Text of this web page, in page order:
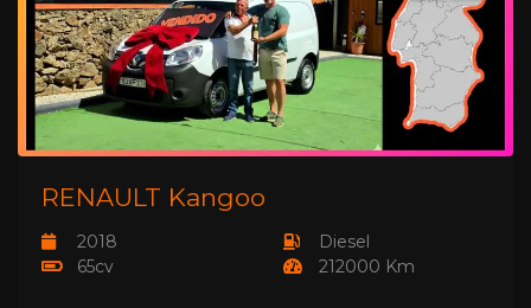
RENAULT Kangoo
2018
65cv
Diesel
212000 Km